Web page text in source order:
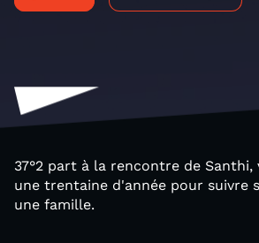
37°2 part à la rencontre de Santhi,
une trentaine d'année pour suivre
une famille.